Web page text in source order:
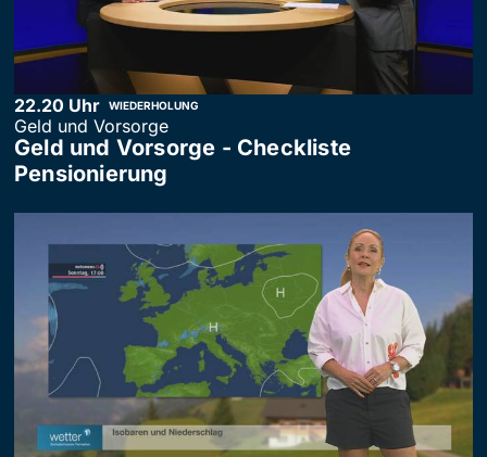
22.20 Uhr WIEDERHOLUNG
Geld und Vorsorge
Geld und Vorsorge - Checkliste
Pensionierung